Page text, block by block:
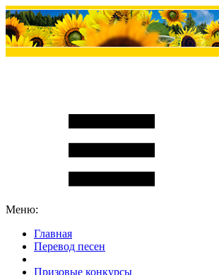
Меню:
Главная
Перевод песен
Призовые конкурсы